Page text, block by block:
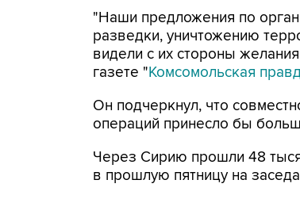
"Наши предложения по
разведки, уничтожению
видели с их стороны
газете "Комсомольская
Он подчеркнул, что
операций принесло бы
Через Сирию прошли 48
в прошлую пятницу на